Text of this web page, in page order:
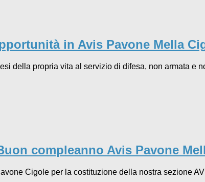
in Avis Pavone Mella
della propria vita al servizio di difesa, non armata e
compleanno Avis Pavone
Cigole per la costituzione della nostra sezione